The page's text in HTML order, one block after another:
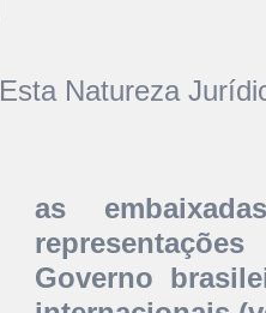
Esta Natureza
as
Governo